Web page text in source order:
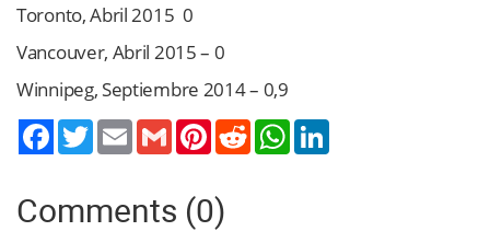
Toronto, Abril 2015 0
Vancouver, Abril 2015 – 0
Winnipeg, Septiembre 2014 – 0,9
TwitterEmail Gmail PinterestReddit WhatsApp
Comments (0)